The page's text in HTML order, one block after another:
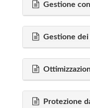
Gestione
Gestione
Protezione